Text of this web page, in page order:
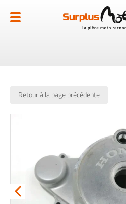
au
contenu
Retour à la page précédente
images
gallery